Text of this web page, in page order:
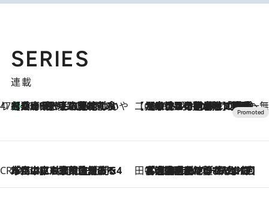
SERIES
連載
47都道府県の手みやげ ひんやりスイーツで夏を満喫
2026.8.8
【兵庫県】この夏絶対食べたい 冷やしておいしいおやつ3選 淡路島の恵みをジェラートに集約 【CREA×星野リゾート】唯一無二。癒しと発見が待つ場所へ
2026.8.7
【トンボの足水浴】ヒノキの香りに包まれて涼感マックス！約13℃の湧水かけ流しを避暑地「星野温泉 トンボの湯」で体験
CREA'S CHOICE
2026.8.7
「立川にも歌舞伎があるんだよ」 片岡仁左衛門・市川中車ら豪華座組みで4年目の立川立飛歌舞伎へ 田中稲の勝手に再ブーム
2026.8.7
「湘南乃風に憧れて」観客大盛上がりの“タオル回し”に、ラッパー顔負けの高速歌唱まで…さだまさし（74）のアグレッシブすぎる現在地